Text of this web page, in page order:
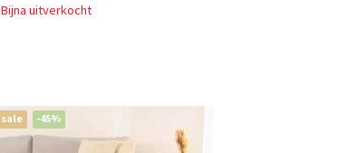
Bijna uitverkocht
sale -45%